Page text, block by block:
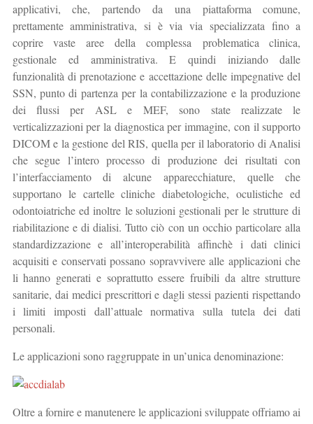
applicativi, che, partendo da una piattaforma comune,
prettamente amministrativa, si è via via specializzata fino a
coprire vaste aree della complessa problematica clinica,
gestionale ed amministrativa. E quindi iniziando dalle
funzionalità di prenotazione e accettazione delle impegnative del
SSN, punto di partenza per la contabilizzazione e la produzione
dei flussi per ASL e MEF, sono state realizzate le
verticalizzazioni per la diagnostica per immagine, con il supporto
DICOM e la gestione del RIS, quella per il laboratorio di Analisi
che segue l’intero processo di produzione dei risultati con
l’interfacciamento di alcune apparecchiature, quelle che
supportano le cartelle cliniche diabetologiche, oculistiche ed
odontoiatriche ed inoltre le soluzioni gestionali per le strutture di
riabilitazione e di dialisi. Tutto ciò con un occhio particolare alla
standardizzazione e all’interoperabilità affinchè i dati clinici
acquisiti e conservati possano sopravvivere alle applicazioni che
li hanno generati e soprattutto essere fruibili da altre strutture
sanitarie, dai medici prescrittori e dagli stessi pazienti rispettando
i limiti imposti dall’attuale normativa sulla tutela dei dati
personali.
Le applicazioni sono raggruppate in un’unica denominazione:
Oltre a fornire e manutenere le applicazioni sviluppate offriamo ai